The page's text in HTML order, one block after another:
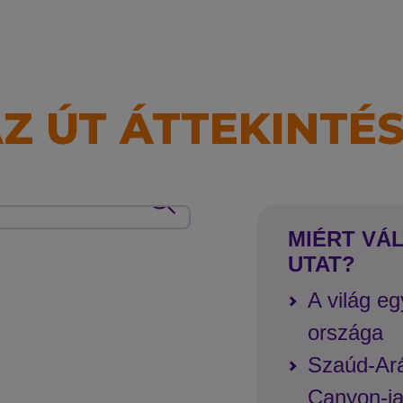
ÚT
MIÉRT
UTAT?
A világ
országa
Szaúd-
Canyon-ja